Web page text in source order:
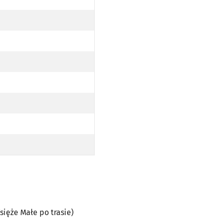
KSIĘŻE MAŁE PO TRASIE)
PO TRASIE)
Małe po trasie)